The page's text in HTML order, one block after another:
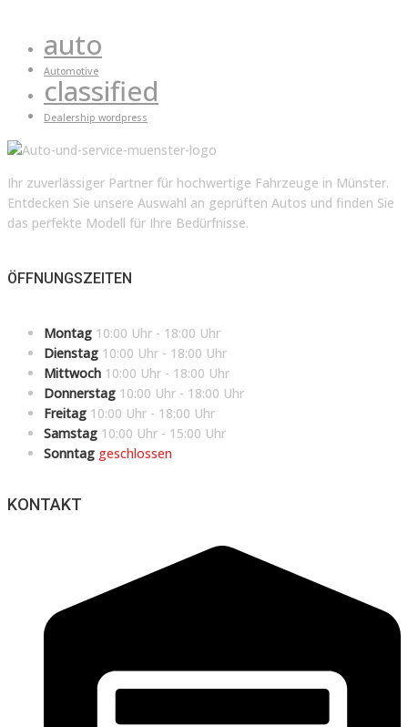
auto
Automotive
classified
Dealership wordpress
Ihr zuverlässiger Partner für hochwertige Fahrzeuge in Münster.
Entdecken Sie unsere Auswahl an geprüften Autos und finden Sie
das perfekte Modell für Ihre Bedürfnisse.
ÖFFNUNGSZEITEN
Montag 10:00 Uhr - 18:00 Uhr
Dienstag 10:00 Uhr - 18:00 Uhr
Mittwoch 10:00 Uhr - 18:00 Uhr
Donnerstag 10:00 Uhr - 18:00 Uhr
Freitag 10:00 Uhr - 18:00 Uhr
Samstag 10:00 Uhr - 15:00 Uhr
Sonntag geschlossen
KONTAKT